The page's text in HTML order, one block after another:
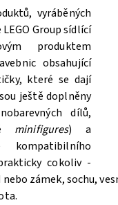
údajů.
vyráběných
Group sídlící
produktem
obsahující
které se dají
ještě doplněny
dílů,
minifigures) a
kompatibilního
cokoliv -
zámek, sochu,